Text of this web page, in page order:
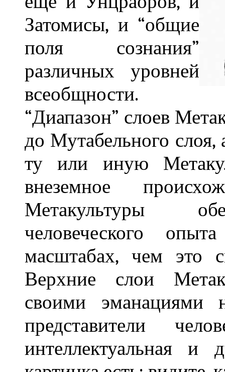
Затомисы, и “общие
поля сознания”
различных уровней
всеобщности.
“Диапазон” слоев
до Мутабельного
ту или иную
внеземное
Метакультуры
человеческого
масштабах, чем это
Верхние слои
своими эманациями
представители
интеллектуальная